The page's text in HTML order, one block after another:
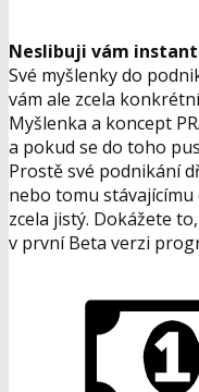
Neslibuji vám
Své myšlenky do
vám ale zcela
Myšlenka a koncept
a pokud se do toho
Prostě své podnikání
nebo tomu stávajícímu
zcela jistý. Dokážete
v první Beta verzi